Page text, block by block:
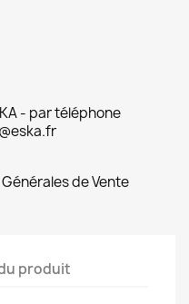
- par téléphone
de Vente
produit